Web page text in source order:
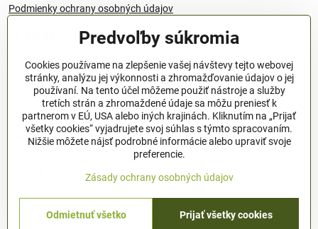
Podmienky ochrany osobných údajov
© 1996 - 2024 QANTICA S.R.O
Podmienky ochrany osobných údajov
OBCHODNÉ PODMIENKY
Všeobecné nariadenie o bezpečnosti produktov (GPSR), Regulation
Pravidlá spracovania recenzií
©
Copyright
Predvoľby súkromia
Cookies používame na zlepšenie vašej návštevy tejto webovej
stránky, analýzu jej výkonnosti a zhromažďovanie údajov o jej
používaní. Na tento účel môžeme použiť nástroje a služby
tretích strán a zhromaždené údaje sa môžu preniesť k
partnerom v EÚ, USA alebo iných krajinách. Kliknutím na „Prijať
všetky cookies“ vyjadrujete svoj súhlas s týmto spracovaním.
Nižšie môžete nájsť podrobné informácie alebo upraviť svoje
preferencie.
Zásady ochrany osobných údajov
Prijať všetky cookies
Odmietnuť všetko